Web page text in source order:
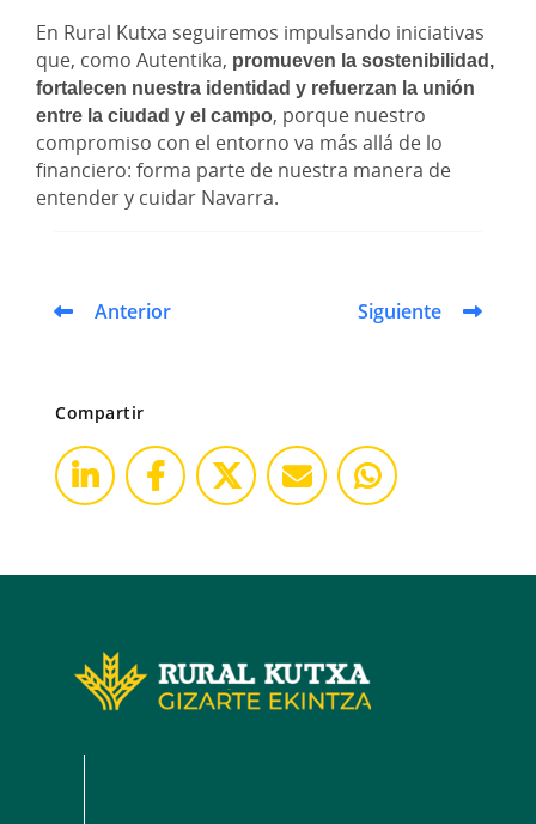
En Rural Kutxa seguiremos impulsando iniciativas
que, como Autentika, promueven la sostenibilidad,
fortalecen nuestra identidad y refuerzan la unión
entre la ciudad y el campo, porque nuestro
compromiso con el entorno va más allá de lo
financiero: forma parte de nuestra manera de
entender y cuidar Navarra.
Anterior Siguiente
Compartir